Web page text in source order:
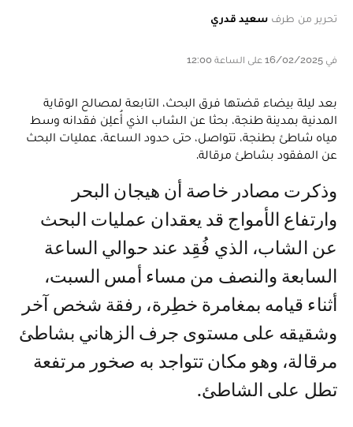
تحرير من طرف سعيد قدري
في 16/02/2025 على الساعة 12:00
بعد ليلة بيضاء قضتها فرق البحث، التابعة لمصالح الوقاية
المدنية بمدينة طنجة، بحثا عن الشاب الذي أُعلِن فقدانه وسط
مياه شاطئ بطنجة، تتواصل، حتى حدود الساعة، عمليات البحث
عن المفقود بشاطئ مرقالة.
وذكرت مصادر خاصة أن هيجان البحر
وارتفاع الأمواج قد يعقدان عمليات البحث
عن الشاب، الذي فُقِد عند حوالي الساعة
السابعة والنصف من مساء أمس السبت،
أثناء قيامه بمغامرة خطِرة، رفقة شخص آخر
وشقيقه على مستوى جرف الزهاني بشاطئ
مرقالة، وهو مكان تتواجد به صخور مرتفعة
تطل على الشاطئ.